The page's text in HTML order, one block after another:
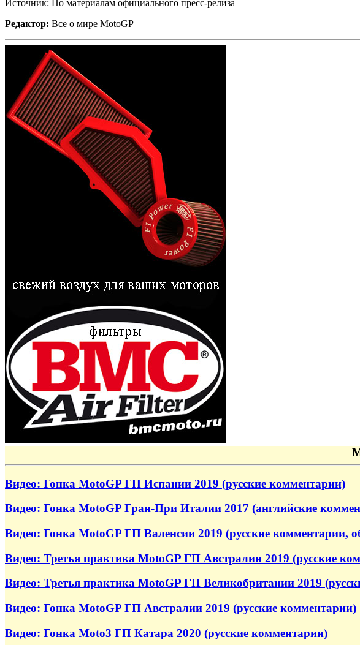
Источник: По материалам официального пресс-релиза
Редактор: Все о мире MotoGP
Видео: Гонка MotoGP ГП Испании 2019 (русские комментарии)
Видео: Гонка MotoGP Гран-При Италии 2017 (английские
Видео: Гонка MotoGP ГП Валенсии 2019 (русские комментарии,
Видео: Третья практика MotoGP ГП Австралии 2019 (русские
Видео: Третья практика MotoGP ГП Великобритании 2019
Видео: Гонка MotoGP ГП Австралии 2019 (русские комментарии)
Видео: Гонка Moto3 ГП Катара 2020 (русские комментарии)